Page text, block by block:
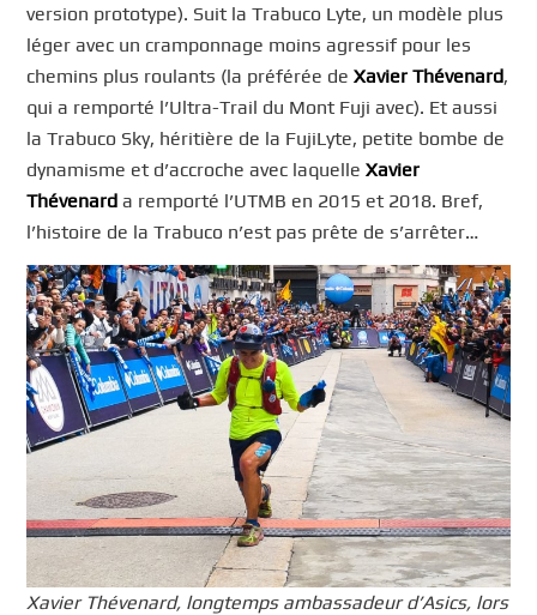
version prototype). Suit la Trabuco Lyte, un modèle plus
léger avec un cramponnage moins agressif pour les
chemins plus roulants (la préférée deXavier Thévenard,
qui a remporté l’Ultra-Trail du Mont Fuji avec). Et aussi
la Trabuco Sky, héritière de la FujiLyte, petite bombe de
dynamisme et d’accroche avec laquelleXavier
Thévenard a remporté l’UTMB en 2015 et 2018. Bref,
l’histoire de la Trabuco n’est pas prête de s’arrêter…
Xavier Thévenard, longtemps ambassadeur d’Asics, lors